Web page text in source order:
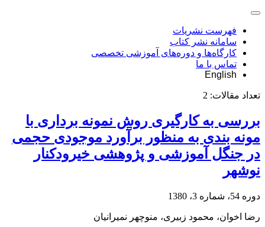
فهرست نشریات
سامانه نشر کتاب
کارگاه‌ها و دوره‌های آموزشی تخصصی
تماس با ما
English
تعداد مقالات: 2
بررسی به کارگیری روش نمونه برداری با
مونه بندی به منظور برآورد موجودی حجمی
در جنگل آموزشی و پژوهشی خیرودکنار
نوشهر
دوره 54، شماره 3، 1380
رضا اخوان، محمود زبیری، منوچهر نمیرانیان